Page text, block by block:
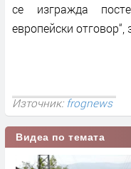
се изгражда
европейски
Източник:frognews
Видеа по темата